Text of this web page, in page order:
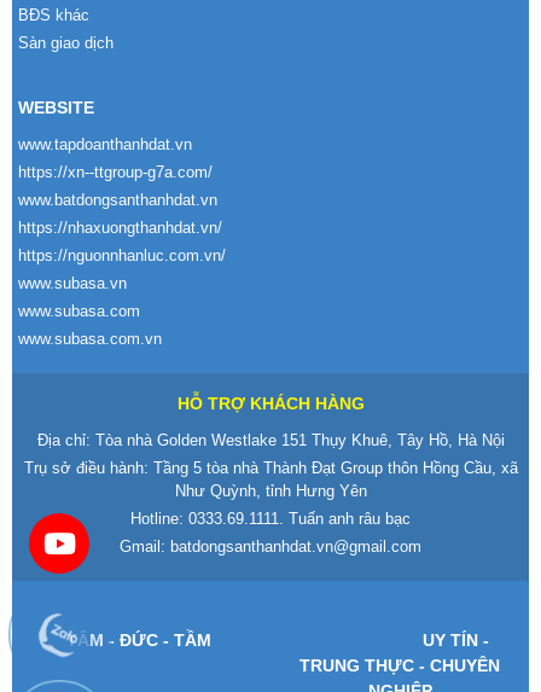
BĐS khác
Sàn giao dịch
WEBSITE
www.tapdoanthanhdat.vn
https://xn--ttgroup-g7a.com/
www.batdongsanthanhdat.vn
https://nhaxuongthanhdat.vn/
https://nguonnhanluc.com.vn/
www.subasa.vn
www.subasa.com
www.subasa.com.vn
HỖ TRỢ KHÁCH HÀNG
Địa chỉ: Tòa nhà Golden Westlake 151 Thụy Khuê, Tây Hồ, Hà Nội
Trụ sở điều hành: Tầng 5 tòa nhà Thành Đạt Group thôn Hồng Cầu, xã
Như Quỳnh, tỉnh Hưng Yên
Hotline: 0333.69.1111. Tuấn anh râu bạc
Gmail: batdongsanthanhdat.vn@gmail.com
TÂM - ĐỨC - TẦM UY TÍN -
TRUNG THỰC - CHUYÊN